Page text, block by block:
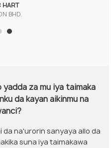
HART
BHD.
za mu iya taimaka
da kayan aikinmu na
da na'urorin sanyaya allo da
suna iya taimakawa